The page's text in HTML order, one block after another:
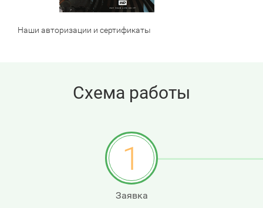
Наши авторизации и сертификаты
Схема работы
1
Заявка